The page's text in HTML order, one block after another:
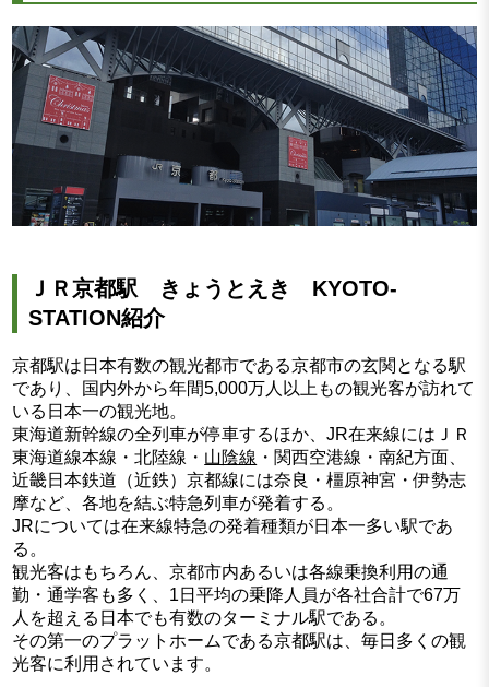
ＪＲ京都駅 きょうとえき KYOTO-
STATION紹介
京都駅は日本有数の観光都市である京都市の玄関となる駅
であり、国内外から年間5,000万人以上もの観光客が訪れて
いる日本一の観光地。
東海道新幹線の全列車が停車するほか、JR在来線にはＪＲ
東海道線本線・北陸線・ 山陰線 ・関西空港線・南紀方面、
近畿日本鉄道（近鉄）京都線には奈良・橿原神宮・伊勢志
摩など、各地を結ぶ特急列車が発着する。
JRについては在来線特急の発着種類が日本一多い駅であ
る。
観光客はもちろん、京都市内あるいは各線乗換利用の通
勤・通学客も多く、1日平均の乗降人員が各社合計で67万
人を超える日本でも有数のターミナル駅である。
その第一のプラットホームである京都駅は、毎日多くの観
光客に利用されています。